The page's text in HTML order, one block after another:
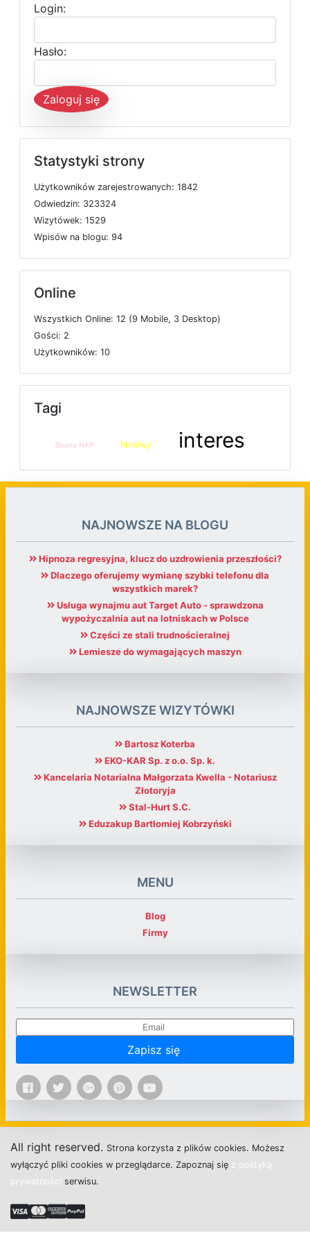
Login:
Hasło:
Zaloguj się
Statystyki strony
Użytkowników zarejestrowanych: 1842
Odwiedzin: 323324
Wizytówek: 1529
Wpisów na blogu: 94
Online
Wszystkich Online: 12 (9 Mobile, 3 Desktop)
Gości: 2
Użytkowników: 10
Tagi
Strona NAP firmowy interes
NAJNOWSZE NA BLOGU
Hipnoza regresyjna, klucz do uzdrowienia przeszłości?
Dlaczego oferujemy wymianę szybki telefonu dla
wszystkich marek?
Usługa wynajmu aut Target Auto - sprawdzona
wypożyczalnia aut na lotniskach w Polsce
Części ze stali trudnościeralnej
Lemiesze do wymagających maszyn
NAJNOWSZE WIZYTÓWKI
Bartosz Koterba
EKO-KAR Sp. z o.o. Sp. k.
Kancelaria Notarialna Małgorzata Kwella - Notariusz
Złotoryja
Stal-Hurt S.C.
Eduzakup Bartłomiej Kobrzyński
MENU
Blog
Firmy
NEWSLETTER
Zapisz się
All right reserved. Strona korzysta z plików cookies. Możesz
wyłączyć pliki cookies w przeglądarce. Zapoznaj się z polityką
prywatności serwisu.